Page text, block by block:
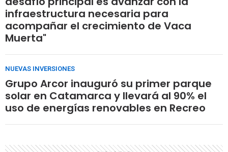
infraestructura necesaria para
acompañar el crecimiento de Vaca
Muerta"
NUEVAS INVERSIONES
Grupo Arcor inauguró su primer parque
solar en Catamarca y llevará al 90% el
uso de energías renovables en Recreo